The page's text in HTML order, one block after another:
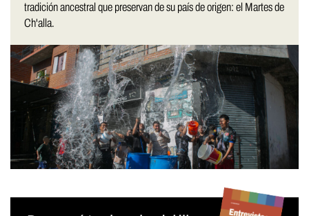
tradición ancestral que preservan de su país de origen: el Martes de
Ch'alla.